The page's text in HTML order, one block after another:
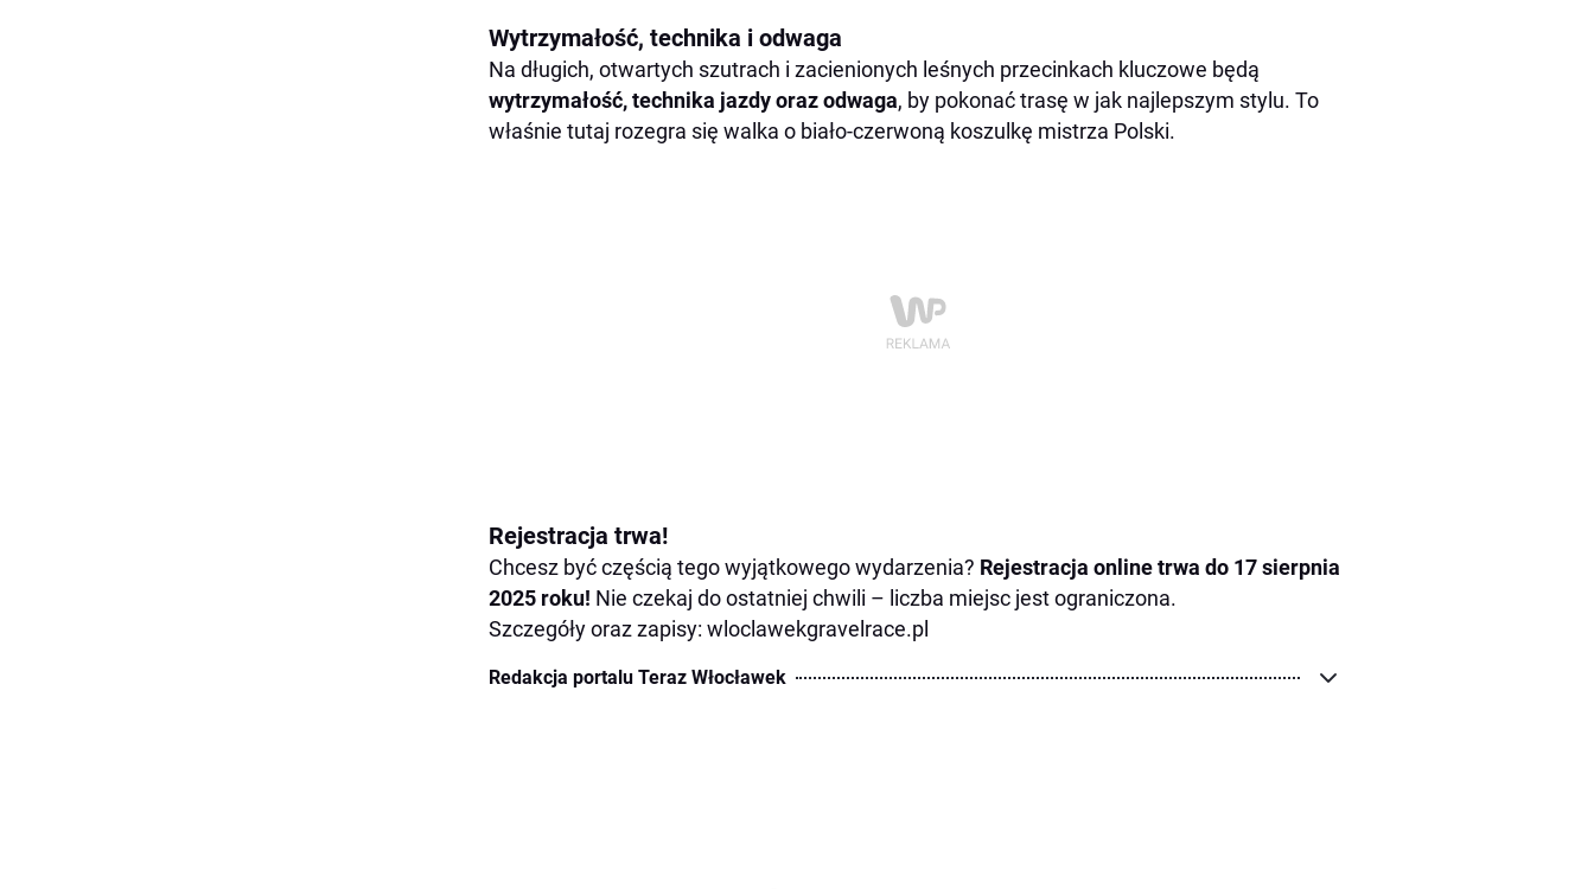
Wytrzymałość, technika i odwaga
Na długich, otwartych szutrach i zacienionych leśnych przecinkach kluczowe będą
wytrzymałość, technika jazdy oraz odwaga, by pokonać trasę w jak najlepszym stylu. To
właśnie tutaj rozegra się walka o biało-czerwoną koszulkę mistrza Polski.
Rejestracja trwa!
Chcesz być częścią tego wyjątkowego wydarzenia? Rejestracja online trwa do 17 sierpnia
2025 roku! Nie czekaj do ostatniej chwili – liczba miejsc jest ograniczona.
Szczegóły oraz zapisy: wloclawekgravelrace.pl
Redakcja portalu Teraz Włocławek